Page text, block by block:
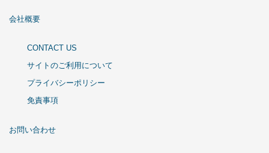
会社概要
CONTACT US
サイトのご利用について
プライバシーポリシー
免責事項
お問い合わせ